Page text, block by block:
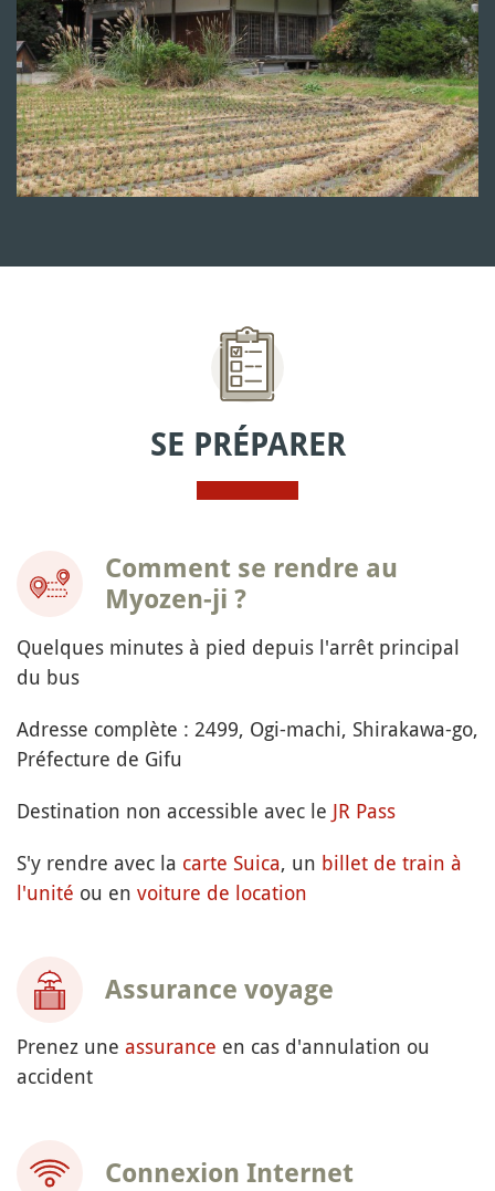
SE PRÉPARER
Comment se rendre au
Myozen-ji ?
Quelques minutes à pied depuis l'arrêt principal
du bus
Adresse complète : 2499, Ogi-machi, Shirakawa-go,
Préfecture de Gifu
Destination non accessible avec le JR Pass
S'y rendre avec la carte Suica, un billet de train à
l'unité ou en voiture de location
Assurance voyage
Prenez une assurance en cas d'annulation ou
accident
Connexion Internet